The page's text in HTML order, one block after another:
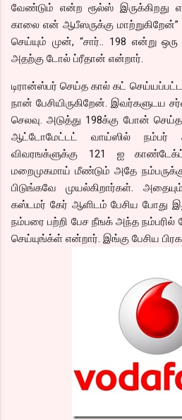
வேண்டும் என்ற ரூல்ஸ் இருக்கிறது
காலை என் ஆபீஸருக்கு
செய்யும் முன், “சார்.. 198 என்று
அதற்கு டோல் ப்ரீதான் என்றார்.
டிரான்ஸ்பர் செய்த கால் கட்
நான் பேசியிருகிறேன். இவர்களுடய
செலவு. அடுத்து 198க்கு போன்
ஆட்டோமேட்டட் வாய்ஸில் நம்பர்
விவரஙக்ளுக்கு 121 ஐ
மறைமுகமாய் மீண்டும் அதே
பிடுங்கவே முயல்கிறார்கள்.
கஸ்டமர் கேர் ஆளிடம் பேசிய போது
நம்பரை பற்றி பேச நீஙக் அந்த
செய்யுங்க்ள் என்றார். இங்கு பேசிய